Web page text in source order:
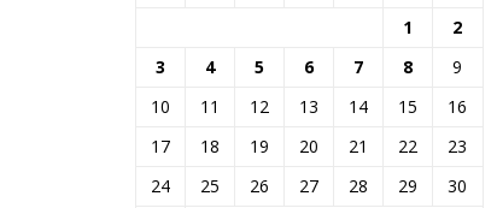
1
2
3
4 5 6 7 8
9
10
11 12 13 14 15
16
17
18 19 20 21 22
23
24
25 26 27 28 29
30